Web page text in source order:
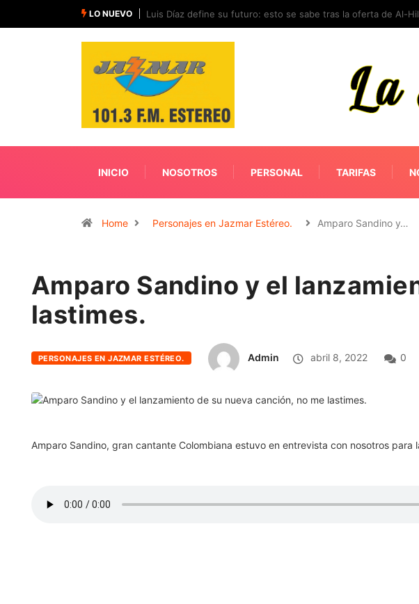
LO NUEVO Luis Díaz define su futuro: esto se sabe tras la oferta de Al-
INICIO NOSOTROS PERSONAL TARIFAS
Home Personajes en Jazmar Estéreo. Amparo Sandino y…
Amparo Sandino y el
lastimes.
PERSONAJES EN JAZMAR ESTÉREO. Admin abril 8, 2022 0
Amparo Sandino, gran cantante Colombiana estuvo en entrevista con nosotros